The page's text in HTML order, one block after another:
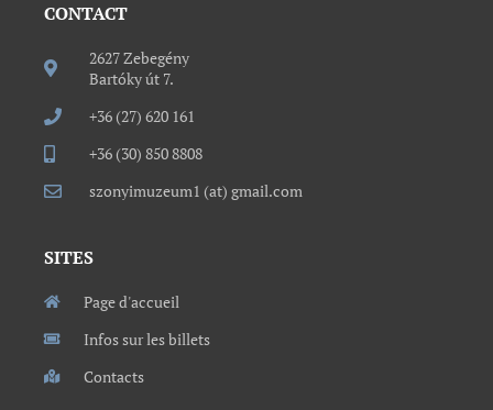
CONTACT
2627 Zebegény
Bartóky út 7.
+36 (27) 620 161
+36 (30) 850 8808
szonyimuzeum1 (at) gmail.com
SITES
Page d'accueil
Infos sur les billets
Contacts